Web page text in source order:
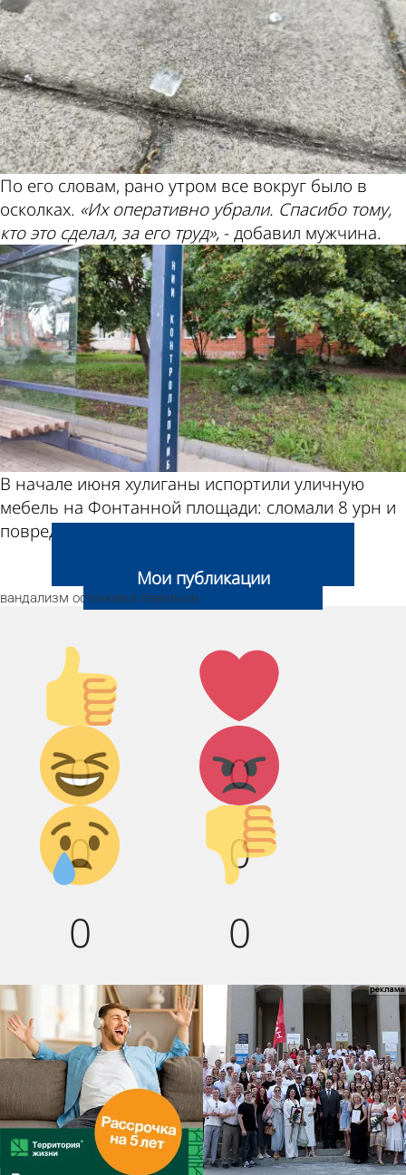
По его словам, рано утром все вокруг было в
осколках. «Их оперативно убрали. Спасибо тому,
кто это сделал, за его труд»,- добавил мужчина.
В начале июня хулиганы испортили уличную
мебель на Фонтанной площади: сломали 8 урн и
повредили крепление 4 скамеек.
Мои публикации
вандализм остановка павильон
Палец
вверх!
0
Лайк!
0
Дикий
смех!
0
Агрессия!
0
Грусть :(
0
Палец
вниз!
0